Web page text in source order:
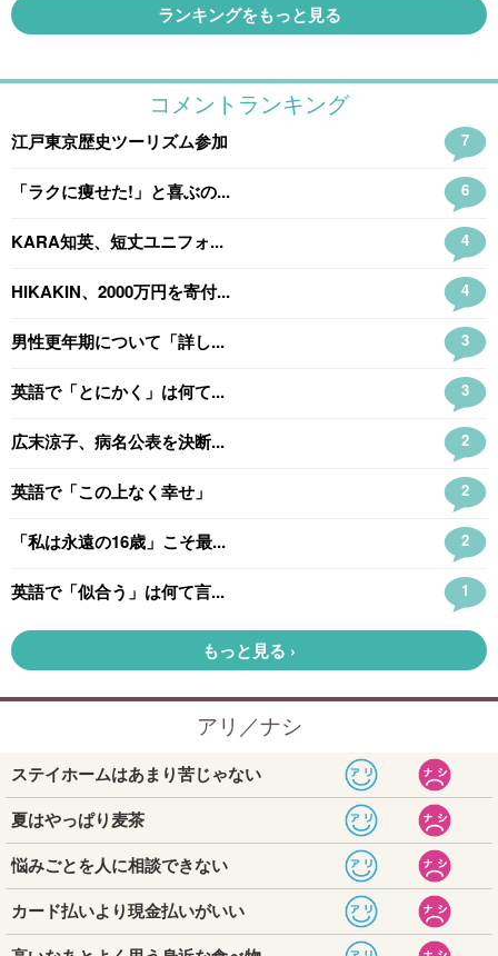
ランキングをもっと見る